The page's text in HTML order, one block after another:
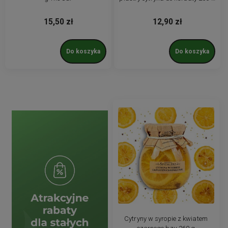
15,50 zł
Do koszyka
12,90 zł
Do koszyka
Cytryny w syropie z kwiatem